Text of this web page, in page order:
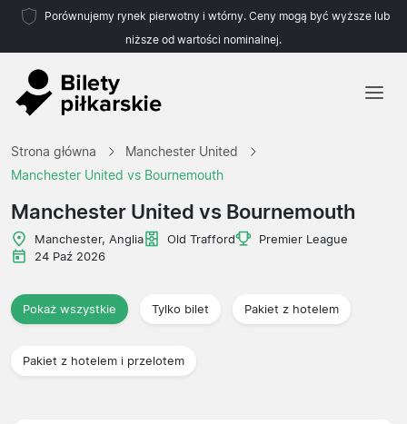
Porównujemy rynek pierwotny i wtórny. Ceny mogą być wyższe lub
niższe od wartości nominalnej.
Drużyny
Biura podróży
Strona główna
Manchester United
Manchester United vs Bournemouth
Manchester United vs Bournemouth
Manchester, Anglia Old Trafford
Premier League
24 Paź 2026
Pokaż wszystkie Tylko bilet Pakiet z hotelem
Pakiet z hotelem i przelotem